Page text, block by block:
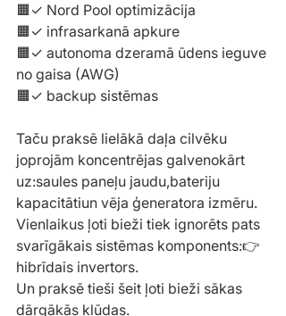
🟧✓ Nord Pool optimizācija
🟧✓ infrasarkanā apkure
🟧✓ autonoma dzeramā ūdens ieguve
no gaisa (AWG)
🟧✓ backup sistēmas
Taču praksē lielākā daļa cilvēku
joprojām koncentrējas galvenokārt
uz:saules paneļu jaudu,bateriju
kapacitātiun vēja ģeneratora izmēru.
Vienlaikus ļoti bieži tiek ignorēts pats
svarīgākais sistēmas komponents:👉
hibrīdais invertors.
Un praksē tieši šeit ļoti bieži sākas
dārgākās kļūdas.